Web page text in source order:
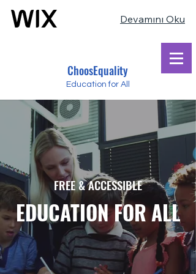
Devamını Oku